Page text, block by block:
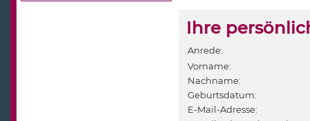
Ihre
Anrede:
Vorname:
Nachname:
Geburtsdatum:
E-Mail-Adresse: